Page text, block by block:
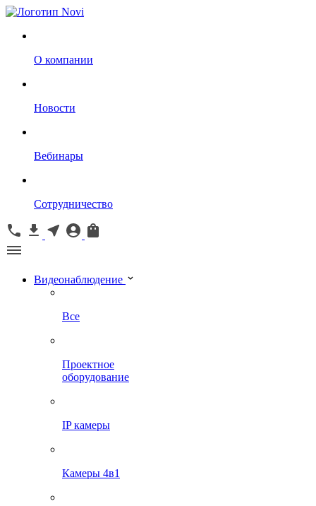
О компании
Новости
Вебинары
Сотрудничество
Видеонаблюдение
Все
Проектное
оборудование
IP камеры
Камеры 4в1